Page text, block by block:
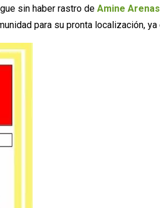
sin haber rastro de Amine
para su pronta localización, ya